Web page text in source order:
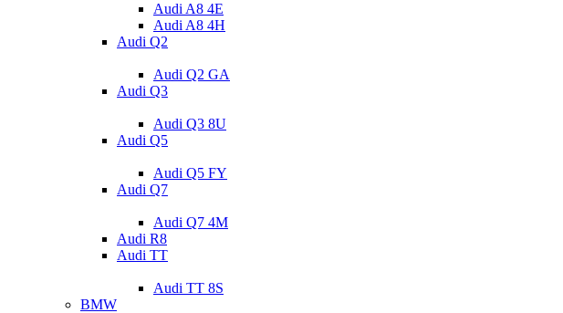
Audi A8 4E
Audi A8 4H
Audi Q2
Audi Q2 GA
Audi Q3
Audi Q3 8U
Audi Q5
Audi Q5 FY
Audi Q7
Audi Q7 4M
Audi R8
Audi TT
Audi TT 8S
BMW